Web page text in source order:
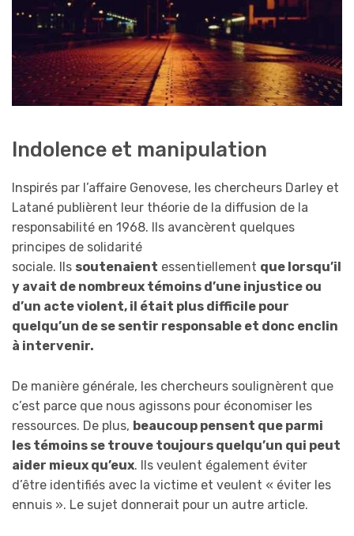
Indolence et manipulation
Inspirés par l’affaire Genovese, les chercheurs Darley et
Latané publièrent leur théorie de la diffusion de la
responsabilité en 1968. Ils avancèrent quelques
principes de solidarité
sociale. Ils soutenaient essentiellement que lorsqu’il
y avait de nombreux témoins d’une injustice ou
d’un acte violent, il était plus difficile pour
quelqu’un de se sentir responsable et donc enclin
à intervenir.
De manière générale, les chercheurs soulignèrent que
c’est parce que nous agissons pour économiser les
ressources. De plus, beaucoup pensent que parmi
les témoins se trouve toujours quelqu’un qui peut
aider mieux qu’eux. Ils veulent également éviter
d’être identifiés avec la victime et veulent « éviter les
ennuis ». Le sujet donnerait pour un autre article.